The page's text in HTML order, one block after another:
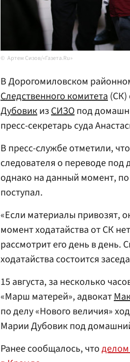
Артем Сизов/«Газета.Ru»
В Дорогомиловском
Следственного комитета(СК)
ДубовикизСИЗОпод
пресс-секретарь суда
В пресс-службе отметили,
следователя о переводе под
однако на данный момент,
поступал.
«Если материалы привозят,
момент ходатайства от СК
рассмотрит его день в день.
ходатайства состоится
15 августа, за несколько
«Марш матерей», адвокат
по делу «Нового величия»
Марии Дубовик под
Ранее сообщалось, чтоделом